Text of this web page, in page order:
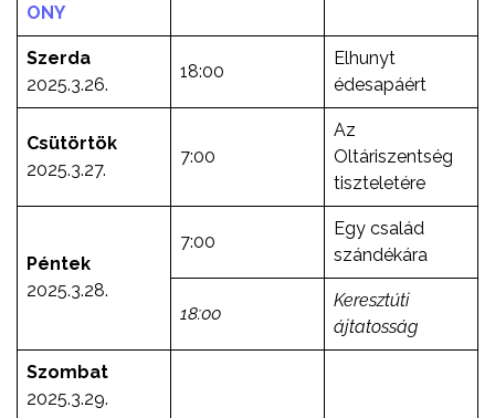
ONY
Szerda
2025.3.26.
18:00
Elhunyt
édesapáért
Csütörtök
2025.3.27.
7:00
Az
Oltáriszentség
tiszteletére
Péntek
2025.3.28.
7:00
Egy család
szándékára
18:00
Keresztúti
ájtatosság
Szombat
2025.3.29.